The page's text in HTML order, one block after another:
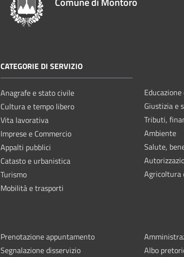
CATEGORIE DI SERVIZIO
Anagrafe e stato civile
Cultura e tempo libero
Vita lavorativa
Imprese e Commercio
Appalti pubblici
Catasto e urbanistica
Turismo
Mobilità e trasporti
Giustizia e
Tributi,
Ambiente
Salute,
Agricoltura
Prenotazione appuntamento
Segnalazione disservizio
Albo